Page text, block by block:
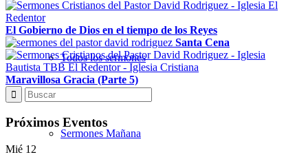
Todos los sermones
Sermones Mañana
El Gobierno de Dios en el tiempo de los Reyes
Santa Cena
Maravillosa Gracia (Parte 5)
Próximos Eventos
Mié 12